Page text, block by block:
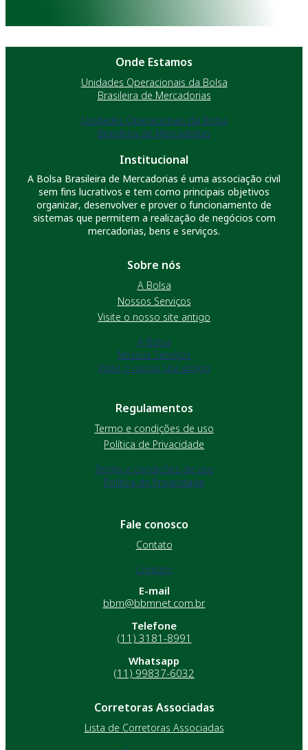
Onde Estamos
Unidades Operacionais da Bolsa
Brasileira de Mercadorias
Unidades Operacionais da Bolsa
Brasileira de Mercadorias
Institucional
A Bolsa Brasileira de Mercadorias é uma associação civil
sem fins lucrativos e tem como principais objetivos
organizar, desenvolver e prover o funcionamento de
sistemas que permitem a realização de negócios com
mercadorias, bens e serviços.
Sobre nós
A Bolsa
Nossos Serviços
Visite o nosso site antigo
A Bolsa
Nossos Serviços
Visite o nosso site antigo
Regulamentos
Termo e condições de uso
Política de Privacidade
Termo e condições de uso
Política de Privacidade
Fale conosco
Contato
Contato
E-mail
bbm@bbmnet.com.br
Telefone
(11) 3181-8991
Whatsapp
(11) 99837-6032
Corretoras Associadas
Lista de Corretoras Associadas